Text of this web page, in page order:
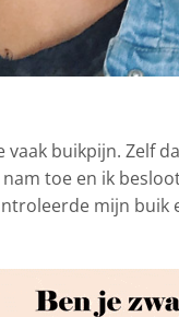
buikpijn. Zelf
toe en ik
mijn buik